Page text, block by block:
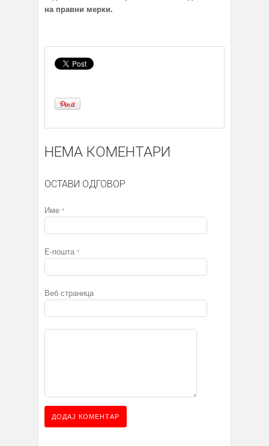
на правни мерки.
НЕМА КОМЕНТАРИ
ОСТАВИ ОДГОВОР
Име *
Е-пошта *
Веб страница